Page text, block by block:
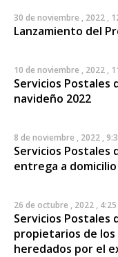
30 de noviembre , 2022 ,
Lanzamiento del
10 de noviembre , 2022 ,
Servicios Postales
navideño 2022
8 de noviembre , 2022 ,
Servicios Postales
entrega a domicilio
26 de octubre , 2022 ,
Servicios Postales
propietarios de los
heredados por el